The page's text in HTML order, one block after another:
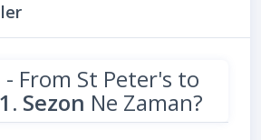
From St Peter's to
1. Sezon Ne Zaman?